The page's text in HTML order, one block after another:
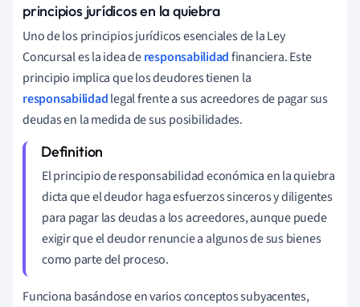
principios jurídicos en la quiebra
Uno de los principios jurídicos esenciales de la Ley
Concursal es la idea deresponsabilidadfinanciera. Este
principio implica que los deudores tienen la
responsabilidadlegal frente a sus acreedores de pagar sus
deudas en la medida de sus posibilidades.
El principio de responsabilidad económica en la quiebra
dicta que el deudor haga esfuerzos sinceros y diligentes
para pagar las deudas a los acreedores, aunque puede
exigir que el deudor renuncie a algunos de sus bienes
como parte del proceso.
Funciona basándose en varios conceptos subyacentes,